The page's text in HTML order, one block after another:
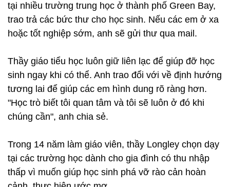
tại nhiều trường trung học ở thành phố Green Bay,
trao trả các bức thư cho học sinh. Nếu các em ở xa
hoặc tốt nghiệp sớm, anh sẽ gửi thư qua mail.
Thầy giáo tiểu học luôn giữ liên lạc để giúp đỡ học
sinh ngay khi có thể. Anh trao đổi với về định hướng
tương lai để giúp các em hình dung rõ ràng hơn.
"Học trò biết tôi quan tâm và tôi sẽ luôn ở đó khi
chúng cần", anh chia sẻ.
Trong 14 năm làm giáo viên, thầy Longley chọn dạy
tại các trường học dành cho gia đình có thu nhập
thấp vì muốn giúp học sinh phá vỡ rào cản hoàn